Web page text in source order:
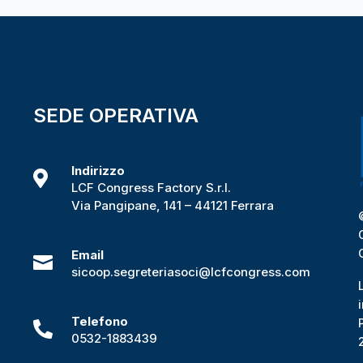
SEDE OPERATIVA

Indirizzo
LCF Congress Factory S.r.l.
Via Pangipane, 141 – 44121 Ferrara

Email
sicoop.segreteriasoci@lcfcongress.com

Telefono
0532-1883439